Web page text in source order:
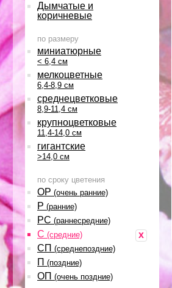
Дымчатые и
коричневые
по размеру
миниатюрные
< 6,4 см
мелкоцветные
6,4-8,9 см
среднецветковые
8,9-11,4 см
крупноцветковые
11,4-14,0 см
гигантские
>14,0 см
по сроку цветения
ОР (очень ранние)
Р (ранние)
РС (раннесредние)
x
С (средние)
СП (среднепоздние)
П (поздние)
ОП (очень поздние)